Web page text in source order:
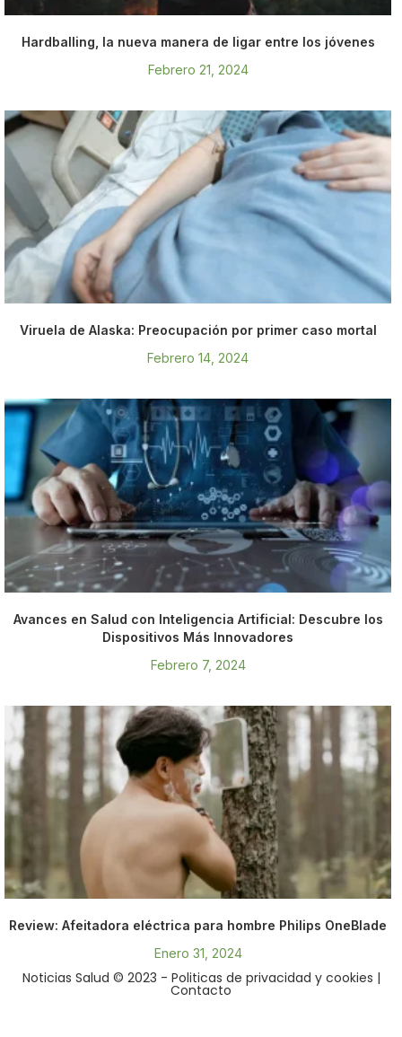
Hardballing, la nueva manera de ligar entre los jóvenes
Febrero 21, 2024
Viruela de Alaska: Preocupación por primer caso mortal
Febrero 14, 2024
Avances en Salud con Inteligencia Artificial: Descubre los
Dispositivos Más Innovadores
Febrero 7, 2024
Review: Afeitadora eléctrica para hombre Philips OneBlade
Enero 31, 2024
Noticias Salud © 2023 - Politicas de privacidad y cookies |
Contacto